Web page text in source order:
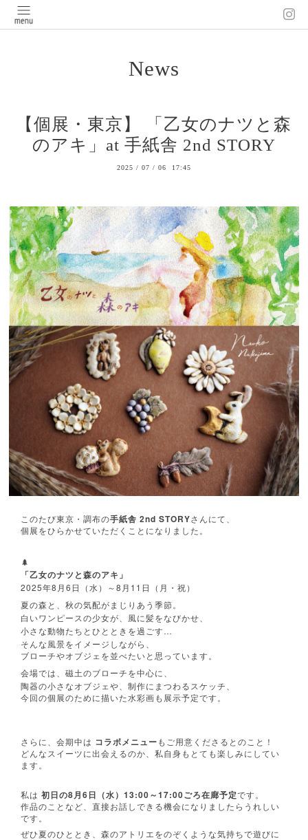
News
【個展・東京】 「乙女のナツと森
のアキ」at 手紙舎 2nd STORY
2025 / 07 / 06 17:45
このたび東京・調布の手紙舎 2nd STORYさんにて、
個展をひらかせていただくことになりました。
🌲
「乙女のナツと森のアキ」
2025年8 月6 日（水）～8 月 11 日（月・祝）
夏の森と、秋の気配がまじりあう季節。
白いワンピースの少女が、風に髪をなびかせ、
小さな動物たちとひとときを過ごす…
そんな風景をイメージしながら、
ブローチやオブジェを並べたいと思っています。
会場では、磁土のブローチを中心に、
陶器の小さなオブジェや、制作にまつわるスケッチ、
今回の個展のために描いた水彩画も展示予定です。
さらに、会期中は コラボメニュー もご用意くださるとのこと！
どんなスイーツに出会えるのか、私自身もとても楽しみにしてい
ます。
私は 初日の8月6 日（水）13:00 ～17:00ごろ在廊予定です。
作品のことなど、直接お話しできる機会になりましたらうれしい
です。
ぜひ夏のひととき、森のアトリエをのぞくような気持ちで遊びに